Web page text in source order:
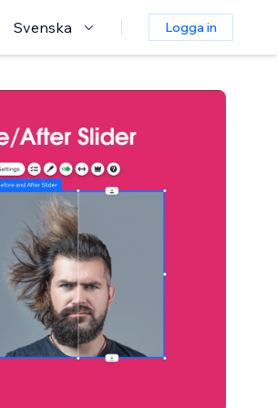
Svenska Logga in